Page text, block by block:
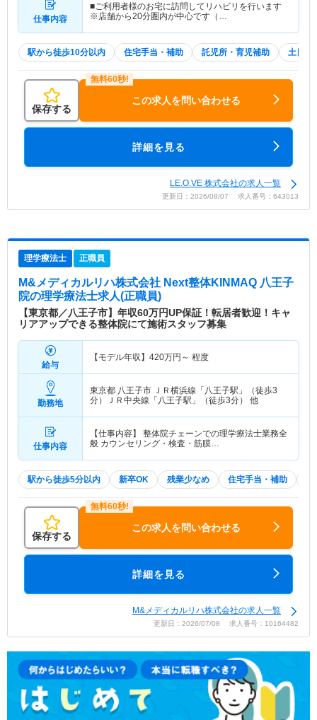
仕事内容
■ご利用者様のお宅に訪問してリハビリを行います
※店舗から20分圏内が中心です（…
駅から徒歩10分以内 住宅手当・補助 託児所・育児補助 土日祝
保存する
この求人を問い合わせる
詳細を見る
LE.O.VE 株式会社の求人一覧
更新日：2026/08/07 求人番号：643013
理学療法士 正職員
M&メディカルリハ株式会社 Next整体KINMAQ 八王子
院の理学療法士求人(正職員)
【東京都／八王子市】年収60万円UP保証！転居者歓迎！キャ
リアアップできる整体院にて施術スタッフ募集
給与
【モデル年収】 420万円～ 程度
勤務地
東京都 八王子市
ＪＲ横浜線「八王子駅」（徒歩3
分）ＪＲ中央線「八王子駅」（徒歩3分） 他
仕事内容
【仕事内容】 整体院チェーンでの理学療法士業務全
般 カウンセリング・検査・筋膜…
駅から徒歩5分以内 新卒OK 残業少なめ 住宅手当・補助
保存する
この求人を問い合わせる
詳細を見る
M&メディカルリハ株式会社の求人一覧
更新日：2026/07/08 求人番号：10164482